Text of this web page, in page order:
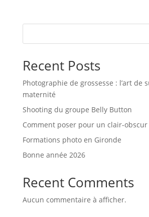
Recent Posts
Photographie de grossesse : l’art de
maternité
Shooting du groupe Belly Button
Comment poser pour un clair-obscur
Formations photo en Gironde
Bonne année 2026
Recent Comments
Aucun commentaire à afficher.